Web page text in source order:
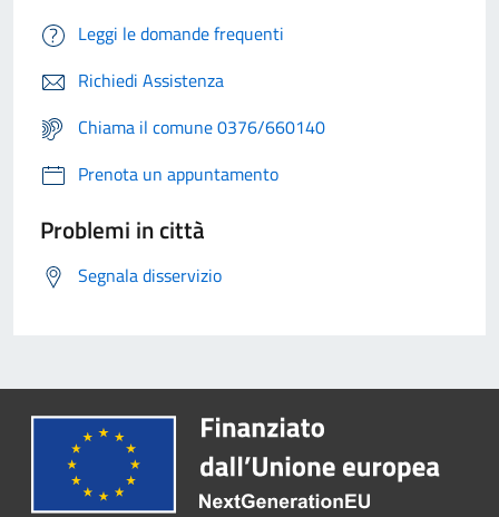
Leggi le domande frequenti
Richiedi Assistenza
Chiama il comune 0376/660140
Prenota un appuntamento
Problemi in città
Segnala disservizio